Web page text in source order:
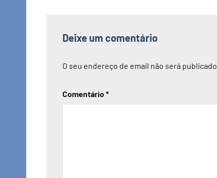
Deixe um comentário
O seu endereço de email não será publicado.
Comentário*